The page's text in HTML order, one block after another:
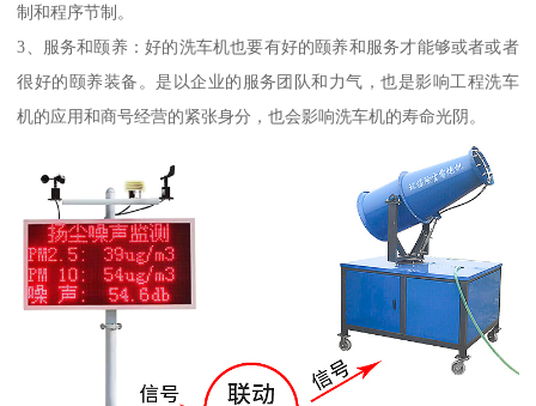
制和程序节制。
3、服务和颐养：好的洗车机也要有好的颐养和服务才能够或者或者
很好的颐养装备。是以企业的服务团队和力气，也是影响工程洗车
机的应用和商号经营的紧张身分，也会影响洗车机的寿命光阴。